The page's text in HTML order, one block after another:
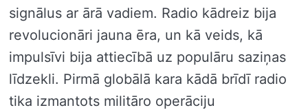
signālus ar ārā vadiem. Radio kādreiz bija
revolucionāri jauna ēra, un kā veids, kā
impulsīvi bija attiecībā uz populāru saziņas
līdzekli. Pirmā globālā kara kādā brīdī radio
tika izmantots militāro operāciju